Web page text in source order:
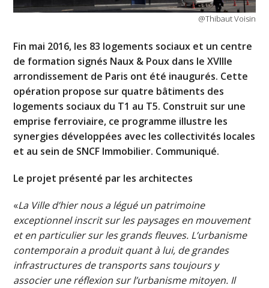
@Thibaut Voisin
Fin mai 2016, les 83 logements sociaux et un centre
de formation signés Naux & Poux dans le XVIIIe
arrondissement de Paris ont été inaugurés. Cette
opération propose sur quatre bâtiments des
logements sociaux du T1 au T5. Construit sur une
emprise ferroviaire, ce programme illustre les
synergies développées avec les collectivités locales
et au sein de SNCF Immobilier. Communiqué.
Le projet présenté par les architectes
«La Ville d’hier nous a légué un patrimoine
exceptionnel inscrit sur les paysages en mouvement
et en particulier sur les grands fleuves. L’urbanisme
contemporain a produit quant à lui, de grandes
infrastructures de transports sans toujours y
associer une réflexion sur l’urbanisme mitoyen. Il